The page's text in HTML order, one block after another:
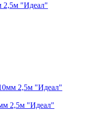
2,5м "Идеал"
2,5м "Идеал"